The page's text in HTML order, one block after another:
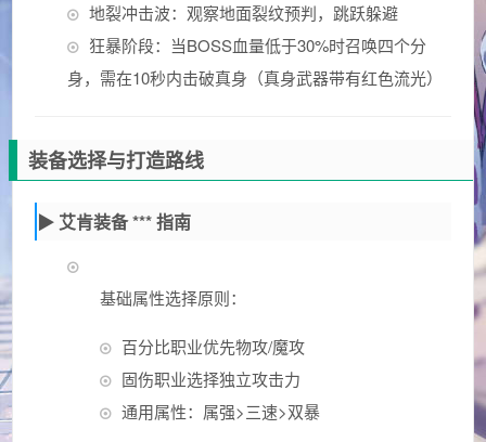
地裂冲击波：观察地面裂纹预判，跳跃躲避
狂暴阶段：当BOSS血量低于30%时召唤四个分
身，需在10秒内击破真身（真身武器带有红色流光）
装备选择与打造路线
▶ 艾肯装备 *** 指南
基础属性选择原则：
百分比职业优先物攻/魔攻
固伤职业选择独立攻击力
通用属性：属强>三速>双暴